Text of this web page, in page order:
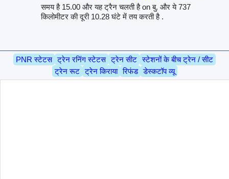
समय है 15.00 और यह ट्रैन चलती है on बु. और ये 737
किलोमीटर की दूरी 10.28 घंटे में तय करती है .
PNR स्टेटस ट्रेन रनिंग स्टेटस ट्रेन सीट स्टेशनों के बीच ट्रेन / सीट
ट्रेन रूट ट्रेन किराया रिफंड डेस्कटॉप व्यू